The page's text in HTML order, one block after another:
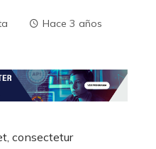
Hace 3 años
consectetur